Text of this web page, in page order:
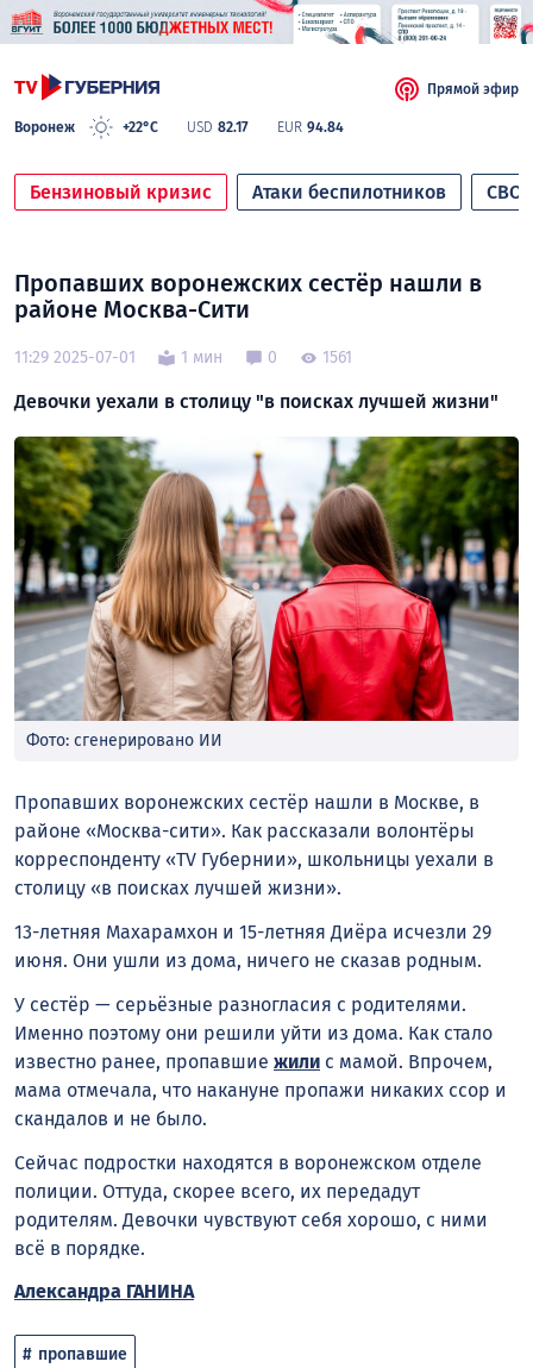
Воронеж +22°C USD 82.17 EUR 94.84
Прямой эфир
Бензиновый кризис Атаки беспилотников СВО
Пропавших воронежских сестёр нашли в
районе Москва-Сити
11:29 2025-07-01 1 мин 0 1561
Девочки уехали в столицу "в поисках лучшей жизни"
Фото: сгенерировано ИИ
Пропавших воронежских сестёр нашли в Москве, в
районе «Москва-сити». Как рассказали волонтёры
корреспонденту «TV Губернии», школьницы уехали в
столицу «в поисках лучшей жизни».
13-летняя Махарамхон и 15-летняя Диёра исчезли 29
июня. Они ушли из дома, ничего не сказав родным.
У сестёр — серьёзные разногласия с родителями.
Именно поэтому они решили уйти из дома. Как стало
известно ранее, пропавшие жили с мамой. Впрочем,
мама отмечала, что накануне пропажи никаких ссор и
скандалов и не было.
Сейчас подростки находятся в воронежском отделе
полиции. Оттуда, скорее всего, их передадут
родителям. Девочки чувствуют себя хорошо, с ними
всё в порядке.
Александра ГАНИНА
пропавшие